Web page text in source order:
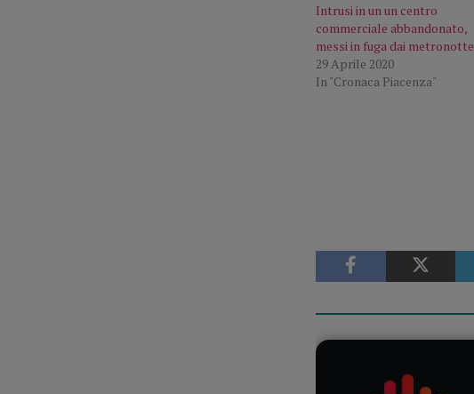
Intrusi in un un centro
commerciale abbandonato,
messi in fuga dai metronotte
29 Aprile 2020
In "Cronaca Piacenza"